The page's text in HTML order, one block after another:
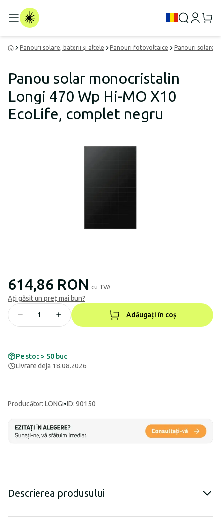
Panouri solare, baterii și altele Panouri fotovoltaice Panouri solare
Panou solar monocristalin
Longi 470 Wp Hi-MO X10
EcoLife, complet negru
614,86 RON cu TVA
Ați găsit un preț mai bun?
Adăugați în coș
Pe stoc > 50 buc
Livrare deja 18.08.2026
Producător: LONGi•ID: 90150
Descrierea produsului